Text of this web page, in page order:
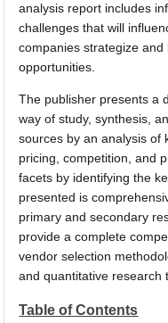
analysis report includes
challenges that will
companies strategize
opportunities.
The publisher presents a
way of study, synthesis,
sources by an analysis of
pricing, competition, and
facets by identifying the
presented is
primary and secondary
provide a complete
vendor selection
and quantitative research
Table of Contents